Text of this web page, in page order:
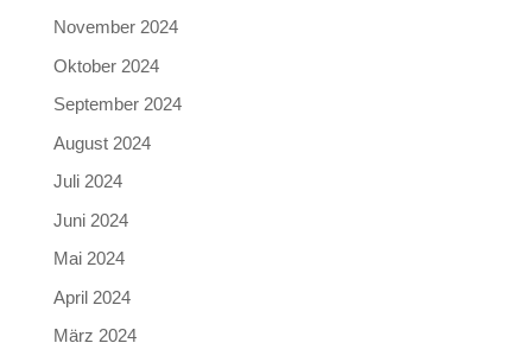
November 2024
Oktober 2024
September 2024
August 2024
Juli 2024
Juni 2024
Mai 2024
April 2024
März 2024